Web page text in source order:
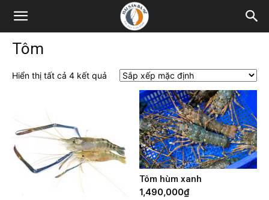
Tôm
Hiển thị tất cả 4 kết quả
Tôm hùm xanh
1,490,000₫